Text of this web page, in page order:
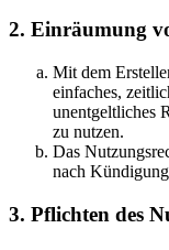
2. Einräumung
Mit dem
einfaches,
unentgeltliches
zu nutzen.
Das
nach
3. Pflichten des